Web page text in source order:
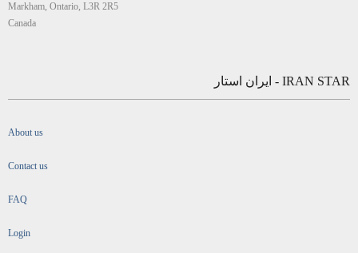
Markham, Ontario, L3R 2R5
Canada
IRAN STAR - ایران استار
About us
Contact us
FAQ
Login